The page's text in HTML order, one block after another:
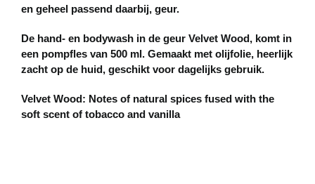
en geheel passend daarbij, geur.
De hand- en bodywash in de geur Velvet Wood, komt in
een pompfles van 500 ml. Gemaakt met olijfolie, heerlijk
zacht op de huid, geschikt voor dagelijks gebruik.
Velvet Wood: Notes of natural spices fused with the
soft scent of tobacco and vanilla